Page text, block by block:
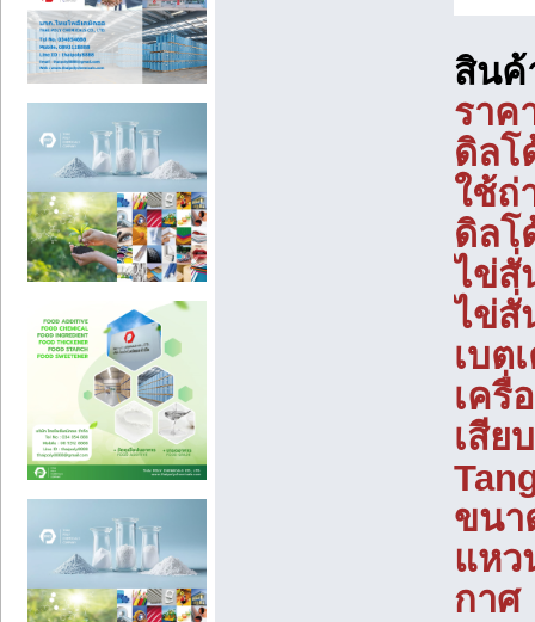
สินค้
รา
ดิล
ใช้
ดิล
ไข่สั่
ไข่
เบ
เครื่
เสี
ขนา
แห
กาศ